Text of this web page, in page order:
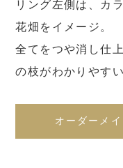
リング左側は、カ
花畑をイメージ。
全てをつや消し仕
の枝がわかりやす
オーダーメ